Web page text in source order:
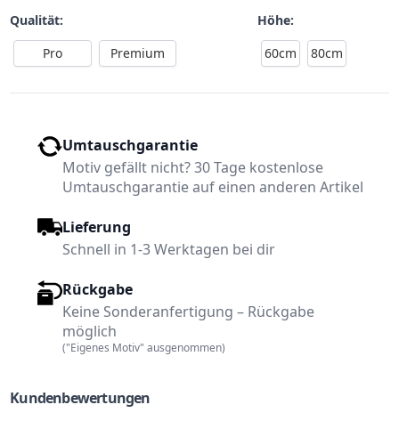
Qualität:
Pro
Premium
Höhe:
60cm
80cm
Umtauschgarantie
Motiv gefällt nicht? 30 Tage kostenlose
Umtauschgarantie auf einen anderen Artikel
Lieferung
Schnell in 1-3 Werktagen bei dir
Rückgabe
Keine Sonderanfertigung – Rückgabe
möglich
("Eigenes Motiv" ausgenommen)
Kundenbewertungen